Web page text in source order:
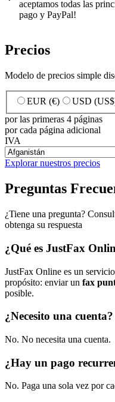
aceptamos todas las
pago y PayPal!
Precios
Modelo de precios simple
EUR (€)
USD
por las primeras 4 páginas
por cada página adicional
IVA
Explorar nuestros precios
Preguntas
¿Tiene una pregunta?
obtenga su respuesta
¿Qué es JustFax
JustFax Online es un
propósito: enviar un fax
posible.
¿Necesito una cuenta?
No. No necesita una cuenta.
¿Hay un pago
No. Paga una sola vez por